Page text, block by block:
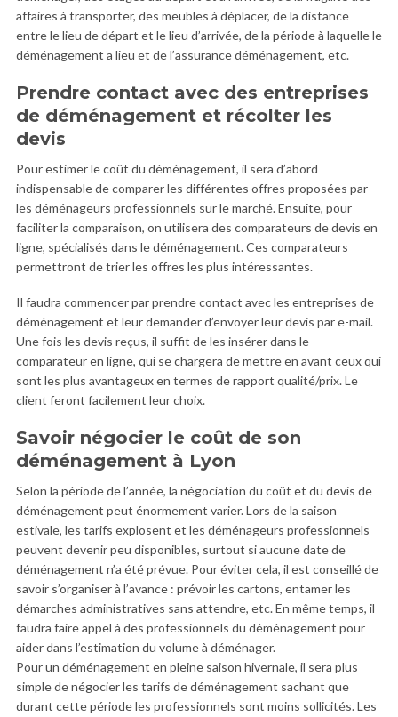
affaires à transporter, des meubles à déplacer, de la distance
entre le lieu de départ et le lieu d’arrivée, de la période à laquelle le
déménagement a lieu et de l’assurance déménagement, etc.
Prendre contact avec des entreprises
de déménagement et récolter les
devis
Pour estimer le coût du déménagement, il sera d’abord
indispensable de comparer les différentes offres proposées par
les déménageurs professionnels sur le marché. Ensuite, pour
faciliter la comparaison, on utilisera des comparateurs de devis en
ligne, spécialisés dans le déménagement. Ces comparateurs
permettront de trier les offres les plus intéressantes.
Il faudra commencer par prendre contact avec les entreprises de
déménagement et leur demander d’envoyer leur devis par e-mail.
Une fois les devis reçus, il suffit de les insérer dans le
comparateur en ligne, qui se chargera de mettre en avant ceux qui
sont les plus avantageux en termes de rapport qualité/prix. Le
client feront facilement leur choix.
Savoir négocier le coût de son
déménagement à Lyon
Selon la période de l’année, la négociation du coût et du devis de
déménagement peut énormement varier. Lors de la saison
estivale, les tarifs explosent et les déménageurs professionnels
peuvent devenir peu disponibles, surtout si aucune date de
déménagement n’a été prévue. Pour éviter cela, il est conseillé de
savoir s’organiser à l’avance : prévoir les cartons, entamer les
démarches administratives sans attendre, etc. En même temps, il
faudra faire appel à des professionnels du déménagement pour
aider dans l’estimation du volume à déménager.
Pour un déménagement en pleine saison hivernale, il sera plus
simple de négocier les tarifs de déménagement sachant que
durant cette période les professionnels sont moins sollicités. Les